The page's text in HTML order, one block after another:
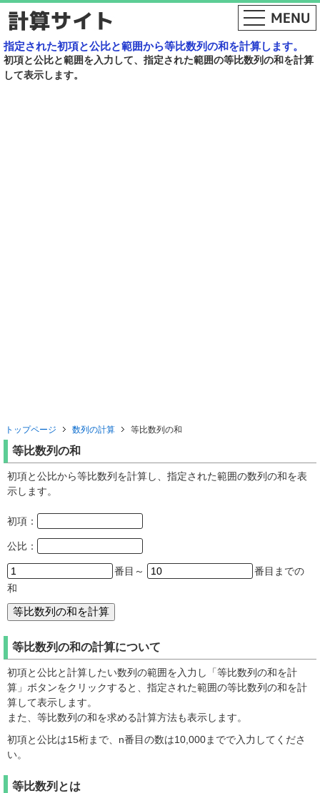
指定された初項と公比と範囲から等比数列の和を計算します。
初項と公比と範囲を入力して、指定された範囲の等比数列の和を計算
して表示します。
トップページ 数列の計算 等比数列の和
等比数列の和
初項と公比から等比数列を計算し、指定された範囲の数列の和を表
示します。
初項：
公比：
番目～
番目までの
和
等比数列の和の計算について
初項と公比と計算したい数列の範囲を入力し「等比数列の和を計
算」ボタンをクリックすると、指定された範囲の等比数列の和を計
算して表示します。
また、等比数列の和を求める計算方法も表示します。
初項と公比は15桁まで、n番目の数は10,000までで入力してくださ
い。
等比数列とは